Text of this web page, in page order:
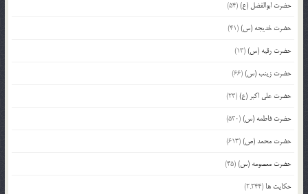
حضرت ابوالفضل (ع)(54)
حضرت خدیجه (س)(41)
حضرت رقیه (س)(13)
حضرت زینب (س)(66)
حضرت علی اکبر (ع)(23)
حضرت فاطمه (س)(530)
حضرت محمد (ص)(613)
حضرت معصومه (س)(45)
حکایت ها (2,244)